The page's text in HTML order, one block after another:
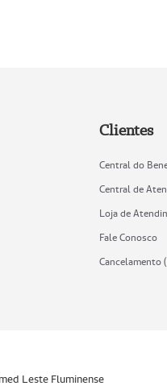
Clientes
Central do
Central de
Loja de
Fale Conosco
Cancelamento
Leste Fluminense